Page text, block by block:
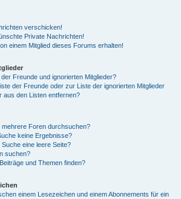
verschicken!
Private Nachrichten!
einem Mitglied dieses Forums erhalten!
Freunde und ignorierten Mitglieder?
der Freunde oder zur Liste der ignorierten Mitglieder
aus den Listen entfernen?
Foren durchsuchen?
keine Ergebnisse?
eine leere Seite?
suchen?
und Themen finden?
einem Lesezeichen und einem Abonnements für ein